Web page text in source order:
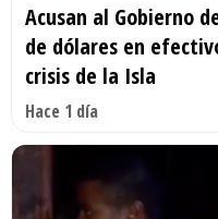
Acusan al Gobierno
de dólares en
crisis de la Isla
Hace 1 día